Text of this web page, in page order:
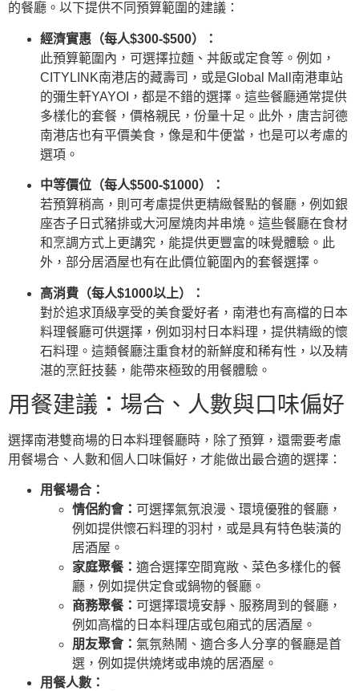
的餐廳。以下提供不同預算範圍的建議：
經濟實惠（每人$300-$500）：
此預算範圍內，可選擇拉麵、丼飯或定食等。例如，
CITYLINK南港店的藏壽司，或是Global Mall南港車站
的彌生軒YAYOI，都是不錯的選擇。這些餐廳通常提供
多樣化的套餐，價格親民，份量十足。此外，唐吉訶德
南港店也有平價美食，像是和牛便當，也是可以考慮的
選項。
中等價位（每人$500-$1000）：
若預算稍高，則可考慮提供更精緻餐點的餐廳，例如銀
座杏子日式豬排或大河屋燒肉丼串燒。這些餐廳在食材
和烹調方式上更講究，能提供更豐富的味覺體驗。此
外，部分居酒屋也有在此價位範圍內的套餐選擇。
高消費（每人$1000以上）：
對於追求頂級享受的美食愛好者，南港也有高檔的日本
料理餐廳可供選擇，例如羽村日本料理，提供精緻的懷
石料理。這類餐廳注重食材的新鮮度和稀有性，以及精
湛的烹飪技藝，能帶來極致的用餐體驗。
用餐建議：場合、人數與口味偏好
選擇南港雙商場的日本料理餐廳時，除了預算，還需要考慮
用餐場合、人數和個人口味偏好，才能做出最合適的選擇：
用餐場合：
情侶約會： 可選擇氣氛浪漫、環境優雅的餐廳，
例如提供懷石料理的羽村，或是具有特色裝潢的
居酒屋。
家庭聚餐： 適合選擇空間寬敞、菜色多樣化的餐
廳，例如提供定食或鍋物的餐廳。
商務聚餐： 可選擇環境安靜、服務周到的餐廳，
例如高檔的日本料理店或包廂式的居酒屋。
朋友聚會： 氣氛熱鬧、適合多人分享的餐廳是首
選，例如提供燒烤或串燒的居酒屋。
用餐人數：